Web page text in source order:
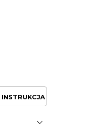
INSTRUKCJA